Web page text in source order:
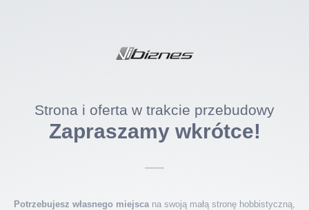
Strona i oferta w trakcie przebudowy
Zapraszamy wkrótce!
Potrzebujesz własnego miejsca na swoją małą stronę hobbistyczną,